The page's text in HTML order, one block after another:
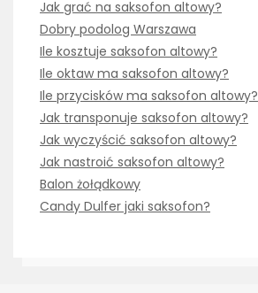
Jak grać na saksofon altowy?
Dobry podolog Warszawa
Ile kosztuje saksofon altowy?
Ile oktaw ma saksofon altowy?
Ile przycisków ma saksofon altowy?
Jak transponuje saksofon altowy?
Jak wyczyścić saksofon altowy?
Jak nastroić saksofon altowy?
Balon żołądkowy
Candy Dulfer jaki saksofon?